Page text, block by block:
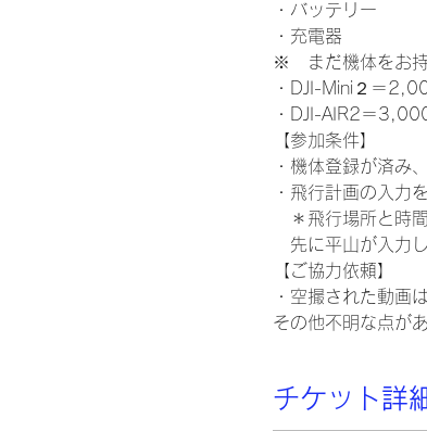
・バッテリー
・充電器
※　まだ機体をお
・DJI-Mini２＝
・DJI-AIR2＝
【参加条件】
・機体登録が済み
・飛行計画の入力
＊飛行場所と時間
先に平山が入力し
【ご協力依頼】
・空撮された動画
その他不明な点が
チケット詳